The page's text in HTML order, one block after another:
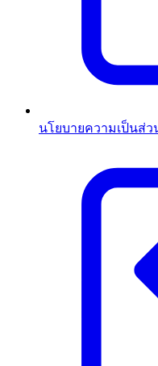
นโยบายความเป็นส่ว